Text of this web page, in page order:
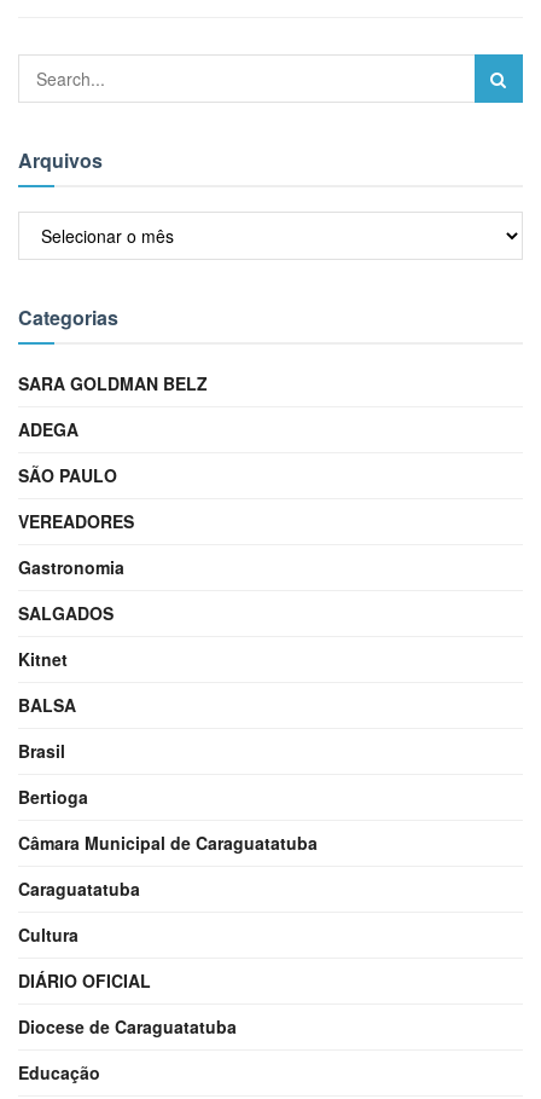
Arquivos
Categorias
SARA GOLDMAN BELZ
ADEGA
SÃO PAULO
VEREADORES
Gastronomia
SALGADOS
Kitnet
BALSA
Brasil
Bertioga
Câmara Municipal de Caraguatatuba
Caraguatatuba
Cultura
DIÁRIO OFICIAL
Diocese de Caraguatatuba
Educação